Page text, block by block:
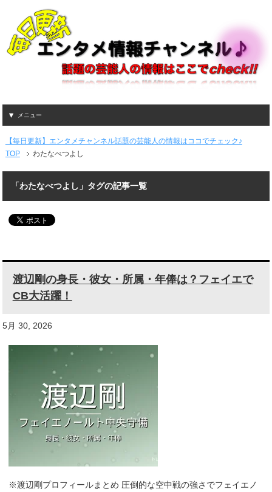
メニュー
【毎日更新】エンタメチャンネル話題の芸能人の情報はココでチェック♪
TOP
わたなべつよし
「わたなべつよし」タグの記事一覧
渡辺剛の身長・彼女・所属・年俸は？フェイエで
CB大活躍！
5月 30, 2026
※渡辺剛プロフィールまとめ 圧倒的な空中戦の強さでフェイエノ